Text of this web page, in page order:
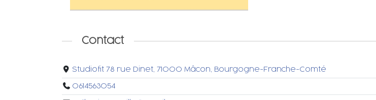
Contact
Studiofit 78 rue Dinet, 71000 Mâcon, Bourgogne-Franche-Comté
0614563054